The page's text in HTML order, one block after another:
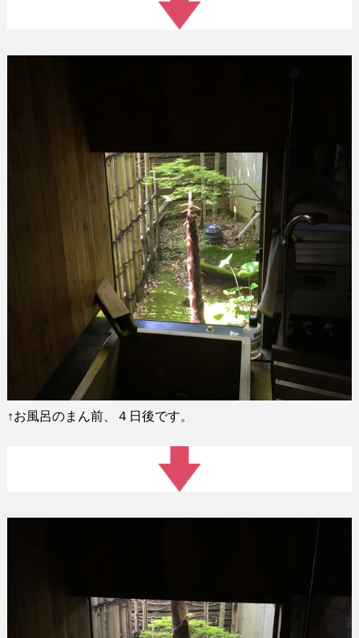
↑お風呂のまん前、４日後です。